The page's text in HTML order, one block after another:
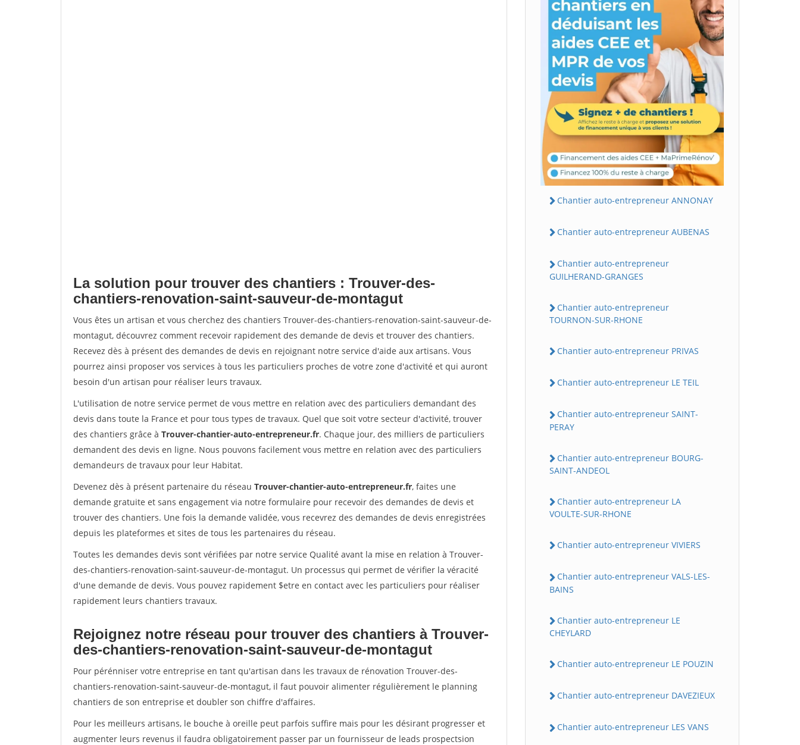
La solution pour trouver des chantiers : Trouver-des-
chantiers-renovation-saint-sauveur-de-montagut
Vous êtes un artisan et vous cherchez des chantiers Trouver-des-chantiers-renovation-saint-sauveur-de-
montagut, découvrez comment recevoir rapidement des demande de devis et trouver des chantiers.
Recevez dès à présent des demandes de devis en rejoignant notre service d'aide aux artisans. Vous
pourrez ainsi proposer vos services à tous les particuliers proches de votre zone d'activité et qui auront
besoin d'un artisan pour réaliser leurs travaux.
L'utilisation de notre service permet de vous mettre en relation avec des particuliers demandant des
devis dans toute la France et pour tous types de travaux. Quel que soit votre secteur d'activité, trouver
des chantiers grâce à Trouver-chantier-auto-entrepreneur.fr. Chaque jour, des milliers de particuliers
demandent des devis en ligne. Nous pouvons facilement vous mettre en relation avec des particuliers
demandeurs de travaux pour leur Habitat.
Devenez dès à présent partenaire du réseau Trouver-chantier-auto-entrepreneur.fr, faites une
demande gratuite et sans engagement via notre formulaire pour recevoir des demandes de devis et
trouver des chantiers. Une fois la demande validée, vous recevrez des demandes de devis enregistrées
depuis les plateformes et sites de tous les partenaires du réseau.
Toutes les demandes devis sont vérifiées par notre service Qualité avant la mise en relation à Trouver-
des-chantiers-renovation-saint-sauveur-de-montagut. Un processus qui permet de vérifier la véracité
d'une demande de devis. Vous pouvez rapidement $etre en contact avec les particuliers pour réaliser
rapidement leurs chantiers travaux.
Rejoignez notre réseau pour trouver des chantiers à Trouver-
des-chantiers-renovation-saint-sauveur-de-montagut
Pour pérénniser votre entreprise en tant qu'artisan dans les travaux de rénovation Trouver-des-
chantiers-renovation-saint-sauveur-de-montagut, il faut pouvoir alimenter régulièrement le planning
chantiers de son entreprise et doubler son chiffre d'affaires.
Pour les meilleurs artisans, le bouche à oreille peut parfois suffire mais pour les désirant progresser et
augmenter leurs revenus il faudra obligatoirement passer par un fournisseur de leads prospectsion
Chantier auto-entrepreneur ANNONAY
Chantier auto-entrepreneur AUBENAS
Chantier auto-entrepreneur
GUILHERAND-GRANGES
Chantier auto-entrepreneur
TOURNON-SUR-RHONE
Chantier auto-entrepreneur PRIVAS
Chantier auto-entrepreneur LE TEIL
Chantier auto-entrepreneur SAINT-
PERAY
Chantier auto-entrepreneur BOURG-
SAINT-ANDEOL
Chantier auto-entrepreneur LA
VOULTE-SUR-RHONE
Chantier auto-entrepreneur VIVIERS
Chantier auto-entrepreneur VALS-LES-
BAINS
Chantier auto-entrepreneur LE
CHEYLARD
Chantier auto-entrepreneur LE POUZIN
Chantier auto-entrepreneur DAVEZIEUX
Chantier auto-entrepreneur LES VANS